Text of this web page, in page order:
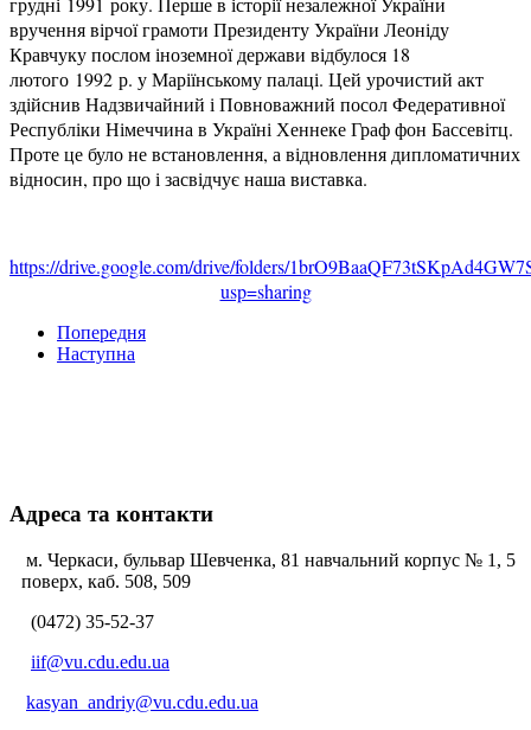
вручення вірчої грамоти Президенту України Леоніду
Кравчуку послом іноземної держави відбулося 18
лютого 1992 р. у Маріїнському палаці. Цей урочистий акт
здійснив Надзвичайний і Повноважний посол Федеративної
Республіки Німеччина в Україні Хеннеке Граф фон Бассевітц.
Проте це було не встановлення, а відновлення дипломатичних
відносин, про що і засвідчує наша виставка.
https://drive.google.com/drive/folders/
usp=sharing
Попередня
Наступна
Адреса та контакти
м. Черкаси, бульвар Шевченка, 81 навчальний корпус № 1, 5
поверх, каб. 508, 509
(0472) 35-52-37
iif@vu.cdu.edu.ua
kasyan_andriy@vu.cdu.edu.ua